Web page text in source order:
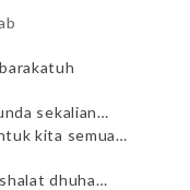
sekalian…
kita semua…
dhuha…